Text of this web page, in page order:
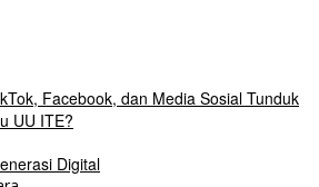
Facebook, dan Media Sosial Tunduk
UU ITE?
Digital